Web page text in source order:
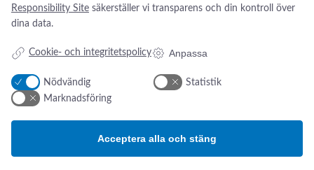
Responsibility Site säkerställer vi transparens och din kontroll över
dina data.
Cookie- och integritetspolicy Anpassa
Nödvändig
Statistik
Marknadsföring
Acceptera alla och stäng